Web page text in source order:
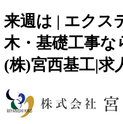
来週は | エクス
木・基礎工事な
(株)宮西基工|求